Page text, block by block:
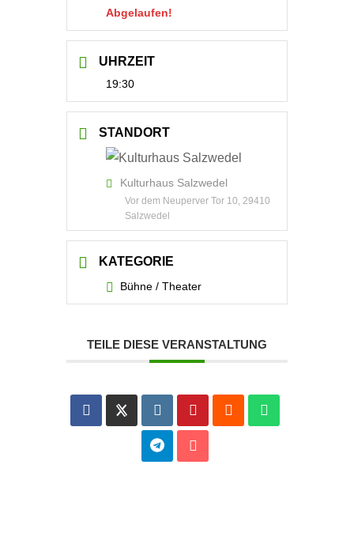
Abgelaufen!
UHRZEIT
19:30
STANDORT
Kulturhaus Salzwedel
Vor dem Neuperver Tor 10, 29410
Salzwedel
KATEGORIE
Bühne / Theater
TEILE DIESE VERANSTALTUNG